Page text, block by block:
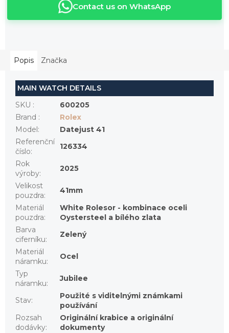
Contact us on WhatsApp
Popis Značka
MAIN WATCH DETAILS
SKU :
600205
Brand :
Rolex
Model :
Datejust 41
Referenční
číslo:
126334
Rok
výroby:
2025
Velikost
pouzdra:
41mm
Materiál
pouzdra:
White Rolesor - kombinace oceli
Oystersteel a bílého zlata
Barva
ciferníku:
Zelený
Materiál
náramku:
Ocel
Typ
náramku:
Jubilee
Stav:
Použité s viditelnými známkami
používání
Rozsah
dodávky:
Originální krabice a originální
dokumenty